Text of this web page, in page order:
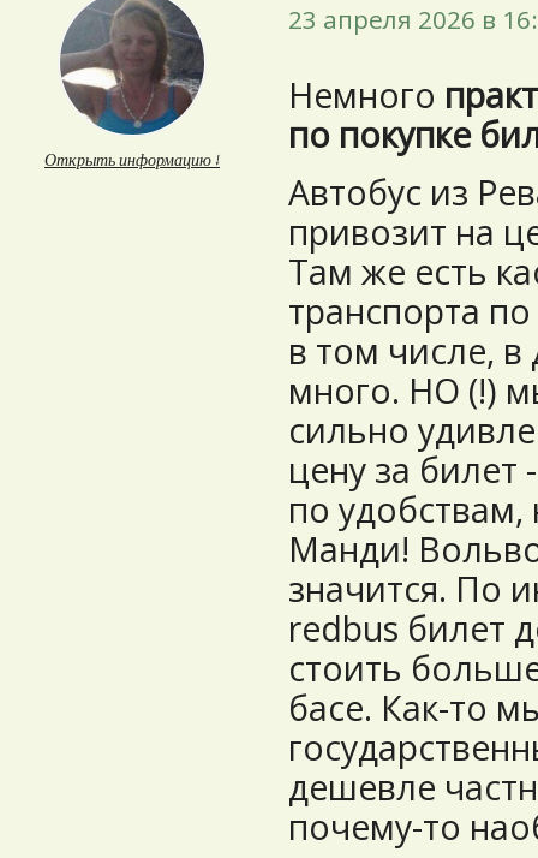
Открыть информацию ↓
23 апреля 2026 в
Немного
по покупке
Автобус из
привозит на
Там же есть
транспорта
в том числе, в
много. НО (!)
сильно
цену за билет
по
Манди!
значится. По
redbus билет
стоить
басе. Как-то
дешевле
почему-то